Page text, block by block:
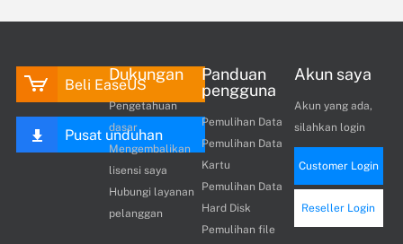
Beli EaseUS
Pusat unduhan
Dukungan
Pengetahuan
dasar
Mengembalikan
lisensi saya
Hubungi layanan
pelanggan
Panduan
pengguna
Pemulihan Data
Pemulihan Data
Kartu
Pemulihan Data
Hard Disk
Pemulihan file
Akun saya
Akun yang ada,
silahkan login
Customer Login
Reseller Login